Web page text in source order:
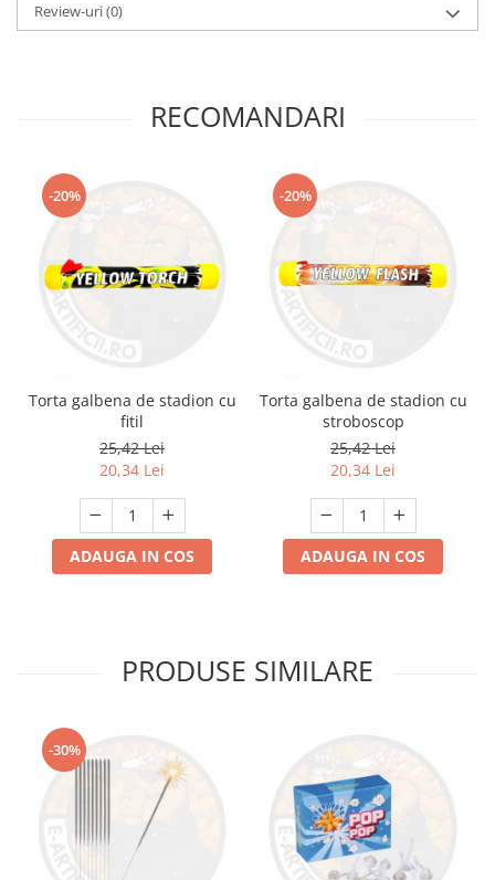
Review-uri(0)
RECOMANDARI
-20%
Torta galbena de stadion cu
fitil
25,42 Lei
20,34 Lei
ADAUGA IN COS
-20%
Torta galbena de stadion cu
stroboscop
25,42 Lei
20,34 Lei
ADAUGA IN COS
PRODUSE SIMILARE
-30%